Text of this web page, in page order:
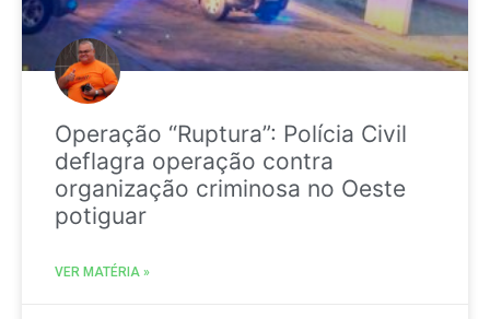
Operação “Ruptura”: Polícia Civil
deflagra operação contra
organização criminosa no Oeste
potiguar
VER MATÉRIA »